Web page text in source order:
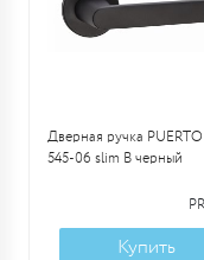
Дверная ручка
545-06 slim B черный
Купить